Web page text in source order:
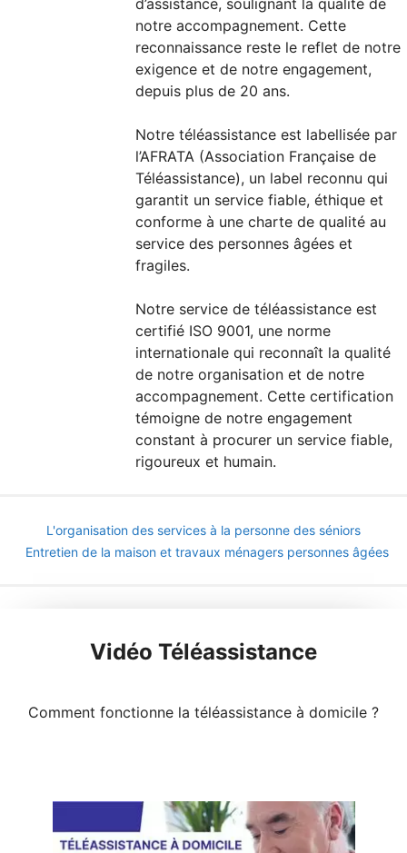
notre accompagnement. Cette
reconnaissance reste le reflet de notre
exigence et de notre engagement,
depuis plus de 20 ans.
Notre téléassistance est labellisée par
l’AFRATA (Association Française de
Téléassistance), un label reconnu qui
garantit un service fiable, éthique et
conforme à une charte de qualité au
service des personnes âgées et
fragiles.
Notre service de téléassistance est
certifié ISO 9001, une norme
internationale qui reconnaît la qualité
de notre organisation et de notre
accompagnement. Cette certification
témoigne de notre engagement
constant à procurer un service fiable,
rigoureux et humain.
L'organisation des services à la personne des séniors
Entretien de la maison et travaux ménagers personnes âgées
Vidéo Téléassistance
Comment fonctionne la téléassistance à domicile ?